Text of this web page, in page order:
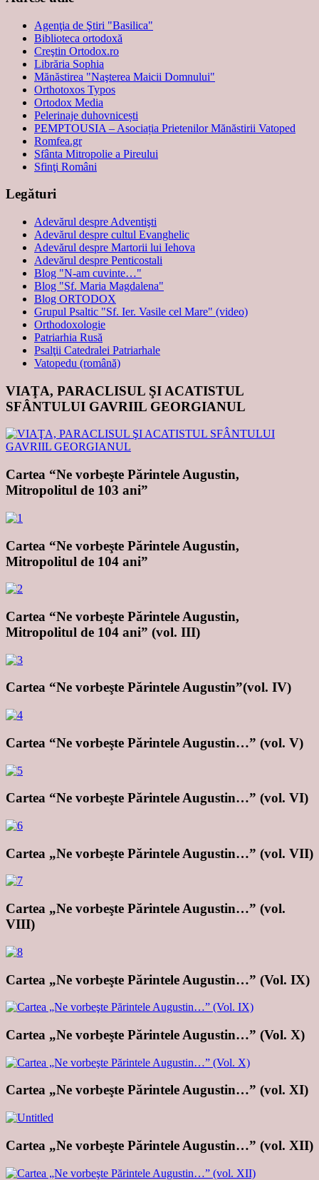
Agenţia de Ştiri "Basilica"
Biblioteca ortodoxă
Creştin Ortodox.ro
Librăria Sophia
Mănăstirea "Naşterea Maicii Domnului"
Orthotoxos Typos
Ortodox Media
Pelerinaje duhovnicești
PEMPTOUSIA – Asociația Prietenilor Mănăstirii Vatoped
Romfea.gr
Sfânta Mitropolie a Pireului
Sfinţi Români
Legături
Adevărul despre Adventişti
Adevărul despre cultul Evanghelic
Adevărul despre Martorii lui Iehova
Adevărul despre Penticostali
Blog "N-am cuvinte…"
Blog "Sf. Maria Magdalena"
Blog ORTODOX
Grupul Psaltic "Sf. Ier. Vasile cel Mare" (video)
Orthodoxologie
Patriarhia Rusă
Psalţii Catedralei Patriarhale
Vatopedu (română)
VIAŢA, PARACLISUL ŞI ACATISTUL
SFÂNTULUI GAVRIIL GEORGIANUL
Cartea “Ne vorbeşte Părintele Augustin,
Mitropolitul de 103 ani”
Cartea “Ne vorbeşte Părintele Augustin,
Mitropolitul de 104 ani”
Cartea “Ne vorbeşte Părintele Augustin,
Mitropolitul de 104 ani” (vol. III)
Cartea “Ne vorbeşte Părintele Augustin”(vol. IV)
Cartea “Ne vorbeşte Părintele Augustin…” (vol. V)
Cartea “Ne vorbeşte Părintele Augustin…” (vol. VI)
Cartea „Ne vorbeşte Părintele Augustin…” (vol. VII)
Cartea „Ne vorbeşte Părintele Augustin…” (vol.
VIII)
Cartea „Ne vorbeşte Părintele Augustin…” (Vol. IX)
Cartea „Ne vorbeşte Părintele Augustin…” (Vol. X)
Cartea „Ne vorbeşte Părintele Augustin…” (vol. XI)
Cartea „Ne vorbeşte Părintele Augustin…” (vol. XII)